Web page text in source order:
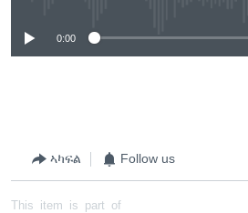
0:00
ኣካፍል Follow us
This item is part of